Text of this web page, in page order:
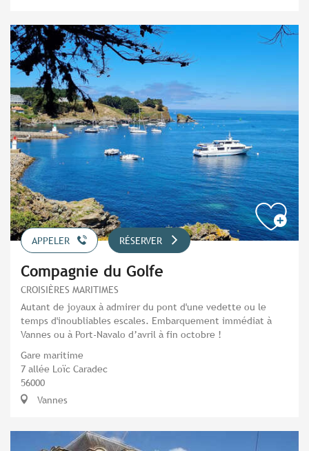
APPELER RÉSERVER
Compagnie du Golfe
CROISIÈRES MARITIMES
Autant de joyaux à admirer du pont d'une vedette ou le
temps d'inoubliables escales. Embarquement immédiat à
Vannes ou à Port-Navalo d’avril à fin octobre !
Gare maritime
7 allée Loïc Caradec
56000
Vannes